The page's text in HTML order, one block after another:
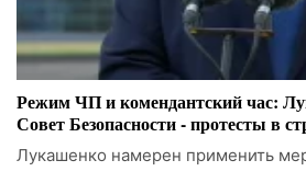
Режим ЧП и комендантский час:
Совет Безопасности - протесты в
Лукашенко намерен применить